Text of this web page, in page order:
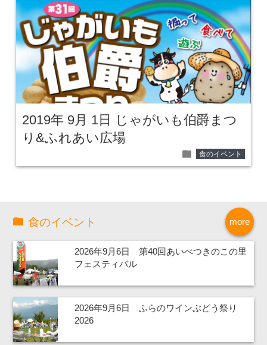
2019年 9月 1日 じゃがいも伯爵まつ
り&ふれあい広場
folder 食のイベント
more
食のイベント
2026年9月6日 第40回あいべつきのこの里
フェスティバル
2026年9月6日 ふらのワインぶどう祭り
2026